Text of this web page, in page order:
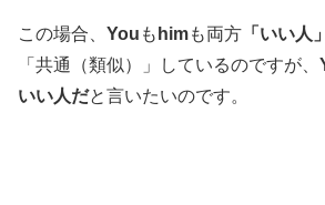
この場合、 You も himも両方 「いい人」
「共通（類似）」しているのですが、
いい人だと言いたいのです。